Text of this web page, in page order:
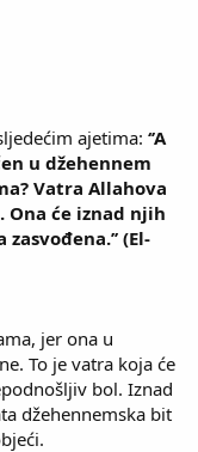
ajetima: ‘’A
u džehennem
Vatra Allahova
Ona će iznad njih
(El-
jer ona u
To je vatra koja će
bol. Iznad
džehennemska bit